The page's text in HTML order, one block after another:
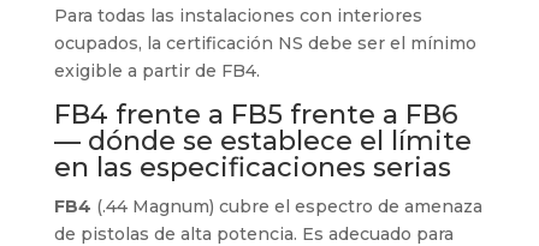
Para todas las instalaciones con interiores
ocupados, la certificación NS debe ser el mínimo
exigible a partir de FB4.
FB4 frente a FB5 frente a FB6
— dónde se establece el límite
en las especificaciones serias
FB4 (.44 Magnum) cubre el espectro de amenaza
de pistolas de alta potencia. Es adecuado para